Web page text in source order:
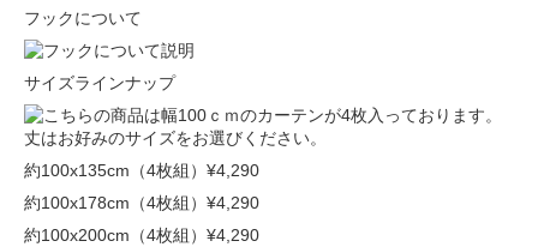
フックについて
サイズラインナップ
約100x135cm（4枚組） ¥4,290
約100x178cm（4枚組） ¥4,290
約100x200cm（4枚組） ¥4,290